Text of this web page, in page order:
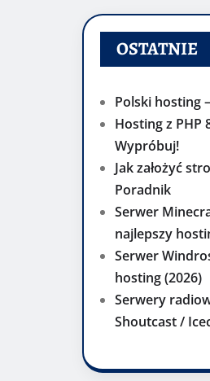
OSTATNIE
Polski hosting
Hosting z PHP
Wypróbuj!
Jak założyć
Poradnik
Serwer
najlepszy
Serwer
hosting (2026)
Serwery
Shoutcast /